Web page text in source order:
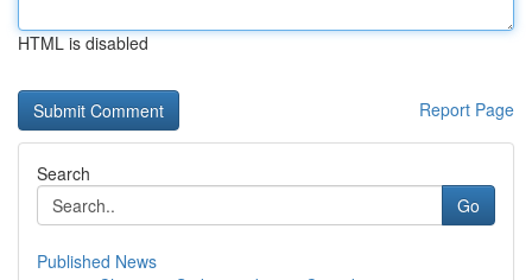
HTML is disabled
Report Page
Search
Go
Published News